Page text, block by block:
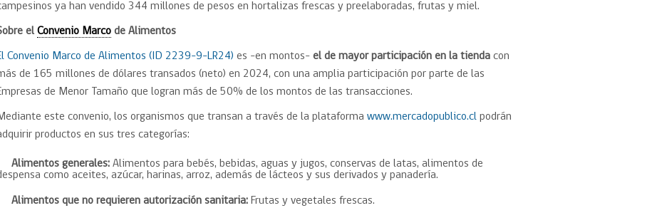
ya han vendido 344 millones de pesos en hortalizas frescas y preelaboradas, frutas y miel.
elConvenio Marco de Alimentos
Convenio Marco de Alimentos (ID 2239-9-LR24) es -en montos-el de mayor participación en la tiendacon
de 165 millones de dólares transados (neto) en 2024, con una amplia participación por parte de las
de Menor Tamaño que logran más de 50% de los montos de las transacciones.
este convenio, los organismos que transan a través de la plataformawww.mercadopublico.cl podrán
productos en sus tres categorías:
Alimentos generales: Alimentos para bebés, bebidas, aguas y jugos, conservas de latas, alimentos de
como aceites, azúcar, harinas, arroz, además de lácteos y sus derivados y panadería.
Alimentos que no requieren autorización sanitaria: Frutas y vegetales frescas.